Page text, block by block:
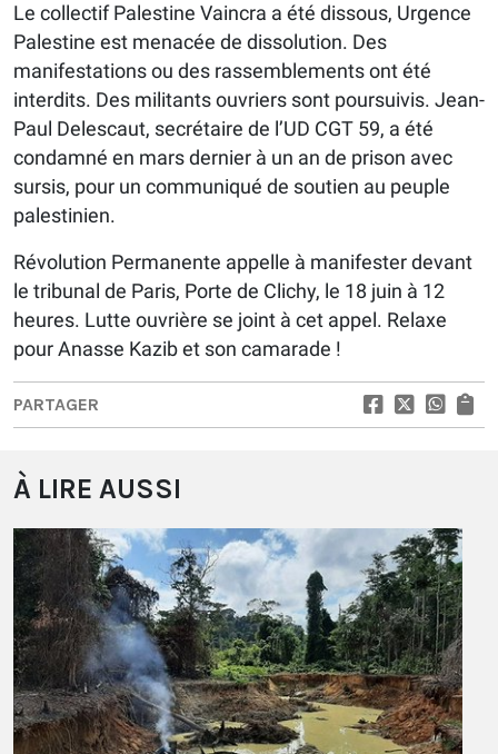
Le collectif Palestine Vaincra a été dissous, Urgence
Palestine est menacée de dissolution. Des
manifestations ou des rassemblements ont été
interdits. Des militants ouvriers sont poursuivis. Jean-
Paul Delescaut, secrétaire de l’UD CGT 59, a été
condamné en mars dernier à un an de prison avec
sursis, pour un communiqué de soutien au peuple
palestinien.
Révolution Permanente appelle à manifester devant
le tribunal de Paris, Porte de Clichy, le 18 juin à 12
heures. Lutte ouvrière se joint à cet appel. Relaxe
pour Anasse Kazib et son camarade !
PARTAGER
À LIRE AUSSI